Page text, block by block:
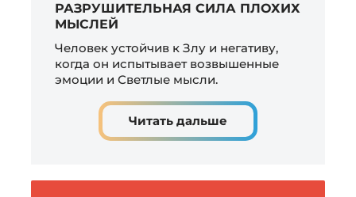
РАЗРУШИТЕЛЬНАЯ СИЛА ПЛОХИХ
МЫСЛЕЙ
Человек устойчив к Злу и негативу,
когда он испытывает возвышенные
эмоции и Светлые мысли.
Читать дальше